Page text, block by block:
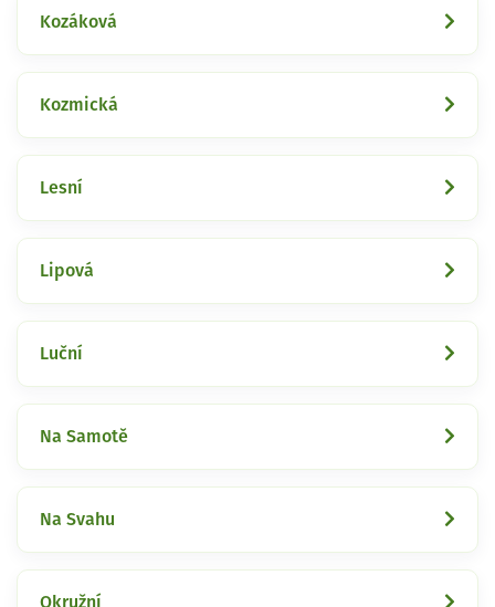
Kozáková
Kozmická
Lesní
Lipová
Luční
Na Samotě
Na Svahu
Okružní